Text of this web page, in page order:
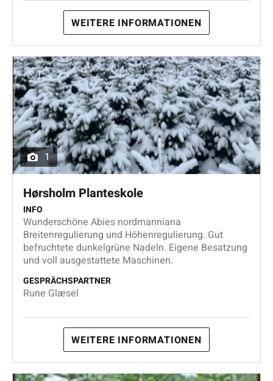
WEITERE INFORMATIONEN
1
Hørsholm Planteskole
INFO
Wunderschöne Abies nordmanniana
Breitenregulierung und Höhenregulierung. Gut
befruchtete dunkelgrüne Nadeln. Eigene Besatzung
und voll ausgestattete Maschinen.
GESPRÄCHSPARTNER
Rune Glæsel
WEITERE INFORMATIONEN